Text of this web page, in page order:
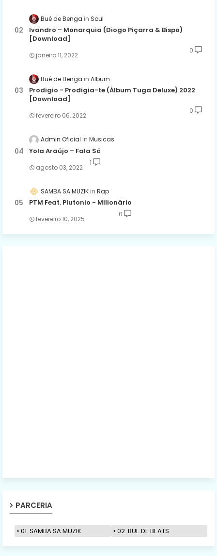
Bué de Benga Soul
Ivandro – Monarquia (Diogo Piçarra & Bispo)
[Download]
janeiro 11, 2022
0
Bué de Benga Album
Prodigio - Prodigia-te (Álbum Tuga Deluxe) 2022
[Download]
fevereiro 06, 2022
0
Admin Oficial Musicas
Yola Araújo – Fala Só
agosto 03, 2022
1
SAMBA SA MUZIK Rap
PTM Feat. Plutonio - Milionário
fevereiro 10, 2025
0
PARCERIA
01. SAMBA SA MUZIK 02. BUE DE BEATS